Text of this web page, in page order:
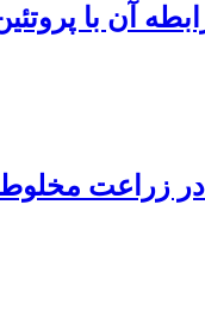
آن با
در زراعت